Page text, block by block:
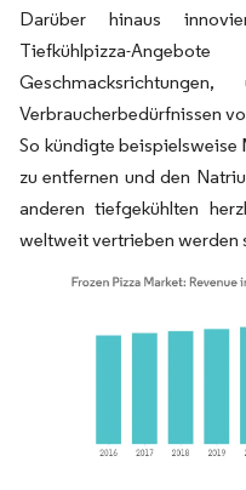
Darüber hinaus
Tiefkühlpizza-
Verbraucherbedürfnissen
So kündigte beispielsweise
zu entfernen und den
anderen tiefgekühlten
weltweit vertrieben werden